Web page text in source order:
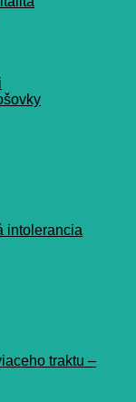
intolerancia
traktu –